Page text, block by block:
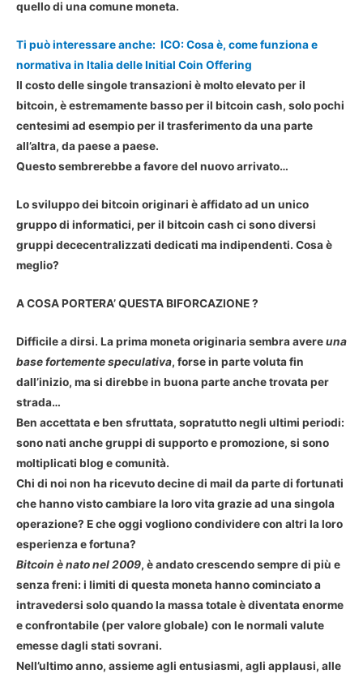
quello di una comune moneta.
Ti può interessare anche: ICO: Cosa è, come funziona e
normativa in Italia delle Initial Coin Offering
Il costo delle singole transazioni è moltoelevato per il
bitcoin, è estremamente basso per il bitcoin cash, solo pochi
centesimi ad esempio per il trasferimento da una parte
all’altra, da paese a paese.
Questo sembrerebbe a favore del nuovo arrivato…
Lo sviluppo dei bitcoin originari è affidato ad un unico
gruppo di informatici, per il bitcoin cash ci sono diversi
gruppi dececentralizzati dedicati ma indipendenti. Cosa è
meglio?
A COSA PORTERA’ QUESTA BIFORCAZIONE ?
Difficile a dirsi. La prima moneta originaria sembra avereuna
base fortemente speculativa, forse in parte voluta fin
dall’inizio, ma si direbbe in buona parte anche trovata per
strada…
Ben accettata e ben sfruttata, sopratutto negli ultimi periodi:
sono nati anche gruppi di supporto e promozione, si sono
moltiplicati blog e comunità.
Chi di noi non ha ricevuto decine di mail da parte di fortunati
che hanno visto cambiare la loro vita grazie ad una singola
operazione? E che oggi vogliono condividere con altri la loro
esperienza e fortuna?
Bitcoin è nato nel 2009, è andato crescendo sempre di più e
senza freni: i limiti di questa moneta hanno cominciato a
intravedersi solo quando la massa totale è diventata enorme
e confrontabile (per valore globale) con le normali valute
emesse dagli stati sovrani.
Nell’ultimo anno, assieme agli entusiasmi, agli applausi, alle